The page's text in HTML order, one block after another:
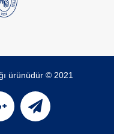
ürünüdür © 2021